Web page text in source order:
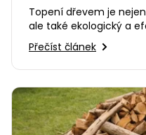
Topení dřevem je
ale také ekologický a
správně připravené…
Přečíst článek